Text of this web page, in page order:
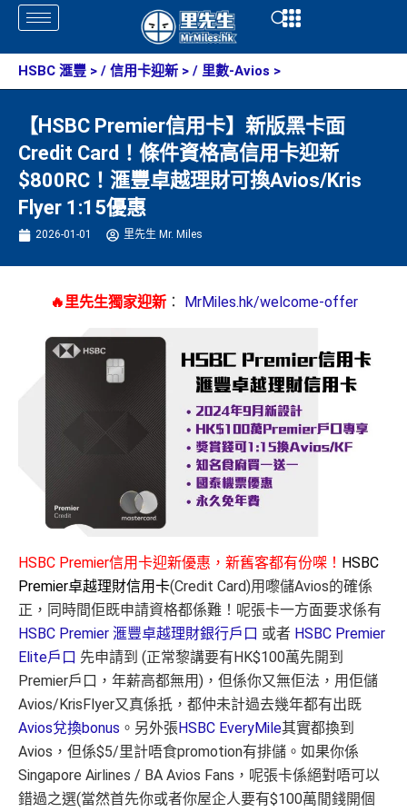
Skip
content
Open
HSBC 滙豐 > / 信用卡迎新 > / 里數-Avios >
【HSBC Premier信用卡】新版黑卡面
Credit Card！條件資格高信用卡迎新
$800RC！滙豐卓越理財可換Avios/Kris
Flyer 1:15優惠
2026-01-01 里先生 Mr. Miles
🔥里先生獨家迎新： MrMiles.hk/welcome-offer
HSBC Premier信用卡迎新優惠，新舊客都有份㗎！ HSBC
Premier卓越理財信用卡(Credit Card)用嚟儲Avios的確係
正，同時間佢既申請資格都係難！呢張卡一方面要求係有
HSBC Premier 滙豐卓越理財銀行戶口 或者 HSBC Premier
Elite戶口 先申請到 (正常黎講要有HK$100萬先開到
Premier戶口，年薪高都無用)，但係你又無佢法，用佢儲
Avios/KrisFlyer又真係扺，都仲未計過去幾年都有出既
Avios兌換bonus 。另外張HSBC EveryMile其實都換到
Avios，但係$5/里計唔食promotion有排儲。如果你係
Singapore Airlines / BA Avios Fans，呢張卡係絕對唔可以
錯過之選(當然首先你或者你屋企人要有$100萬閒錢開個